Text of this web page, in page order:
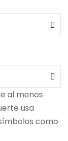
al menos
usa
como